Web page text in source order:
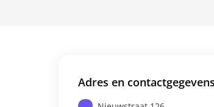
Adres en contactgegevens